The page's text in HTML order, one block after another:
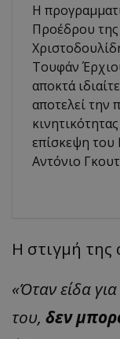
Η
Προέδρου
Τουφάν
αποκτά
αποτελεί την
επίσκεψη του
Αντόνιο
Η στιγμή
«Όταν είδα
του, δεν